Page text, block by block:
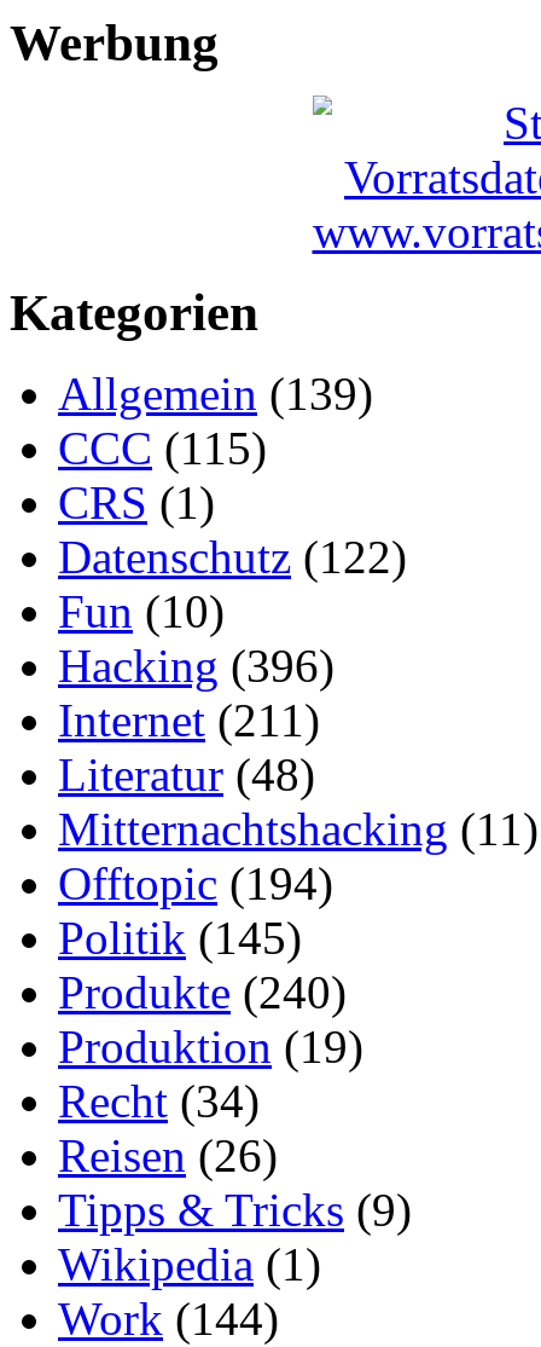
Werbung
Kategorien
Allgemein (139)
CCC (115)
CRS (1)
Datenschutz (122)
Fun (10)
Hacking (396)
Internet (211)
Literatur (48)
Mitternachtshacking (11)
Offtopic (194)
Politik (145)
Produkte (240)
Produktion (19)
Recht (34)
Reisen (26)
Tipps & Tricks (9)
Wikipedia (1)
Work (144)